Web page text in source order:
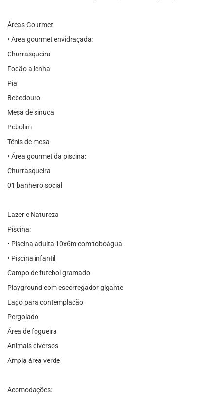
Áreas Gourmet
• Área gourmet envidraçada:
Churrasqueira
Fogão a lenha
Pia
Bebedouro
Mesa de sinuca
Pebolim
Tênis de mesa
• Área gourmet da piscina:
Churrasqueira
01 banheiro social
Lazer e Natureza
Piscina:
• Piscina adulta 10x6m com toboágua
• Piscina infantil
Campo de futebol gramado
Playground com escorregador gigante
Lago para contemplação
Pergolado
Área de fogueira
Animais diversos
Ampla área verde
Acomodações: